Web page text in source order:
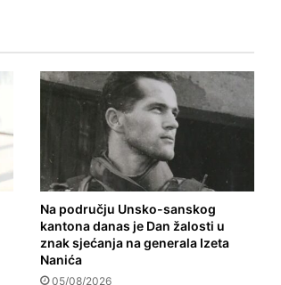
Na području Unsko-sanskog
kantona danas je Dan žalosti u
znak sjećanja na generala Izeta
Nanića
05/08/2026